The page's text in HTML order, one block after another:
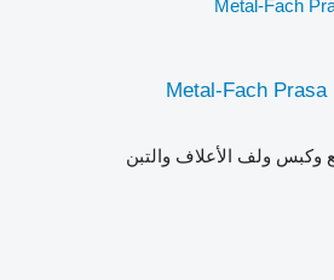
Metal-Fach
Metal-Fach
وكبس ولف الأعلاف والتبن